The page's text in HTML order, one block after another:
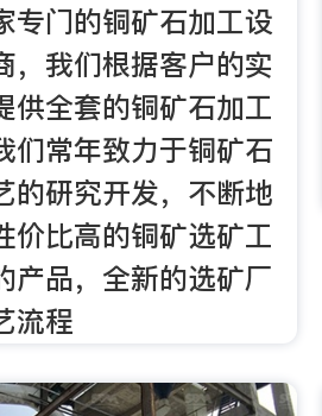
专门的铜矿石加工设
，我们根据客户的实
供全套的铜矿石加工
们常年致力于铜矿石
的研究开发，不断地
价比高的铜矿选矿工
产品，全新的选矿厂
流程